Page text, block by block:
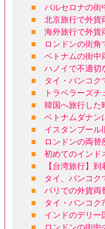
■
バルセロナの街
■
北京旅行で外貨
■
海外旅行で外貨
■
ロンドンの街
■
ベトナムの街中
■
ハノイで不適切
■
タイ・バンコク
■
トラベラーズ
■
韓国へ旅行した
■
ベトナムダナン
■
イスタンブール
■
ロンドンの両
■
初めてのインド
■
【台湾旅行】
■
タイ、バンコク
■
パリでの外貨両
■
タイ・バンコク
■
インドのデリー
■
ロンドンの街